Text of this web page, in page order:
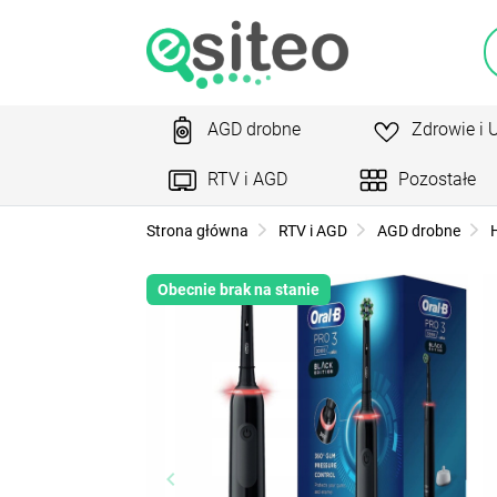
AGD drobne Zdrowie i
RTV i AGD Pozostałe
Strona główna RTV i AGD AGD drobne
Obecnie brak na stanie
Poprzedni
keyboard_arrow_left